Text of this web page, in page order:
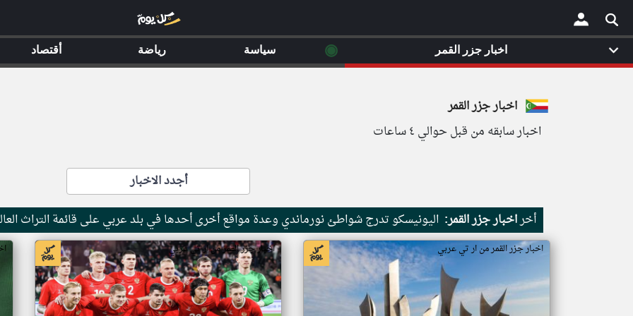
×
اخبار جزر القمر
اخبار سابقه من قبل حوالي ٤ ساعات
أجدد الاخبار
أخراخبار جزر القمر: اليونيسكو تدرج شواطئ نورماندي وعدة مواقع أخرى أحدها في بلد عربي على قائمة التراث
اخبار جزر القمر من ار تي عربي اخبار جزر القمر من ار تي عربي
اخبار جزر القمر ◉ سياسة رياضة أقتصاد